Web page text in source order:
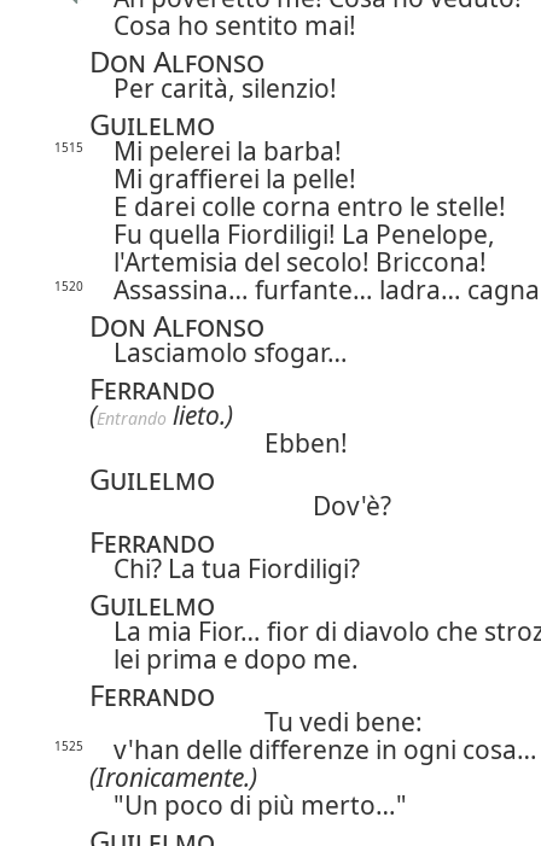
Cosa ho sentito mai!
Don Alfonso
Per carità, silenzio!
Guilelmo
1515
Mi pelerei la barba!
Mi graffierei la pelle!
E darei colle corna entro le stelle!
Fu quella Fiordiligi! La Penelope,
l'Artemisia del secolo! Briccona!
1520 Assassina… furfante… ladra…
Don Alfonso
Lasciamolo sfogar…
Ferrando
(Entrando lieto.)
Ebben!
Guilelmo
Dov'è?
Ferrando
Chi? La tua Fiordiligi?
Guilelmo
La mia Fior… fior di diavolo che
lei prima e dopo me.
Ferrando
Tu vedi bene:
1525
v'han delle differenze in ogni cosa…
(Ironicamente.)
"Un poco di più merto…"